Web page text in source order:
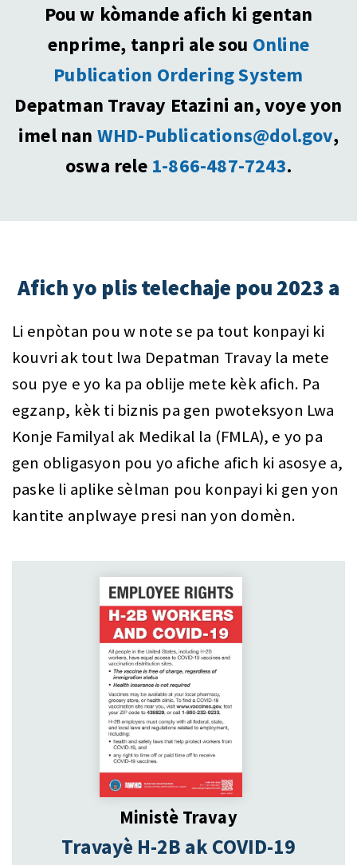
Pou w kòmande afich ki gentan
enprime, tanpri ale sou Online
Publication Ordering System
Depatman Travay Etazini an, voye yon
imel nan WHD-Publications@dol.gov,
oswa rele 1-866-487-7243.
Afich yo plis telechaje pou 2023 a
Li enpòtan pou w note se pa tout konpayi ki
kouvri ak tout lwa Depatman Travay la mete
sou pye e yo ka pa oblije mete kèk afich. Pa
egzanp, kèk ti biznis pa gen pwoteksyon Lwa
Konje Familyal ak Medikal la (FMLA), e yo pa
gen obligasyon pou yo afiche afich ki asosye a,
paske li aplike sèlman pou konpayi ki gen yon
kantite anplwaye presi nan yon domèn.
Ministè Travay
Travayè H-2B ak COVID-19